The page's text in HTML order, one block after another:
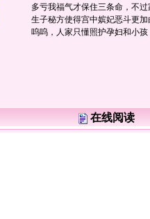
多亏我福气才保住三条命，不
生子秘方使得宫中嫔妃恶斗更加
呜呜，人家只懂照护孕妇和小孩
在线阅读